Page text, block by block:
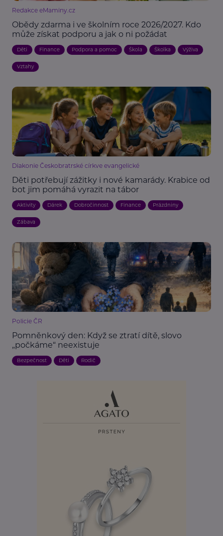
Redakce eMaminy.cz
Obědy zdarma i ve školním roce 2026/2027. Kdo
může získat podporu a jak o ni požádat
Děti Finance Podpora a pomoc Škola Školka Výživa
Vztahy
Diakonie Českobratrské církve evangelické
Děti potřebují zážitky i nové kamarády. Krabice od
bot jim pomáhá vyrazit na tábor
Aktivity Dárek Dobročinnost Finance Prázdniny
Zábava
Policie ČR
Pomněnkový den: Když se ztratí dítě, slovo
„počkáme“ neexistuje
Bezpečnost Děti Rodič